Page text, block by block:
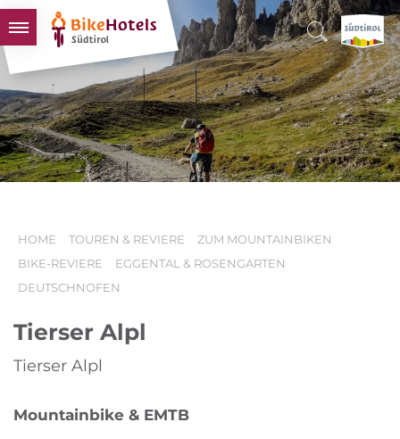
BIKEHOTELS
HOTELS & PAKETE
TOUREN & REVIERE
SÜDTIROL & WIR
HOME TOUREN & REVIERE
ZUM MOUNTAINBIKEN
BIKE-REVIERE
EGGENTAL & ROSENGARTEN
DEUTSCHNOFEN
Tierser Alpl
Tierser Alpl
Mountainbike & EMTB